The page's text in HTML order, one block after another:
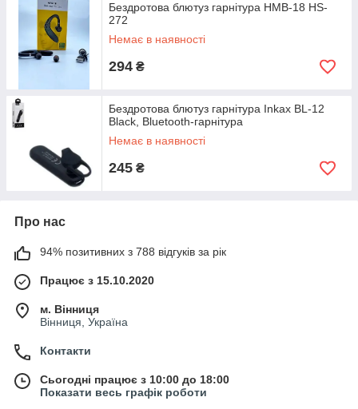
Бездротова блютуз гарнітура HMB-18 HS-
272
Немає в наявності
294 ₴
Бездротова блютуз гарнітура Inkax BL-12
Black, Bluetooth-гарнітура
Немає в наявності
245 ₴
Про нас
94% позитивних з 788 відгуків за рік
Працює з 15.10.2020
м. Вінниця
Вінниця, Україна
Контакти
Сьогодні працює з 10:00 до 18:00
Показати весь графік роботи